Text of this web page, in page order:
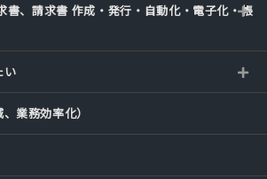
書、請求書 作成・発行・自動化・電子化・帳
い
業務効率化）